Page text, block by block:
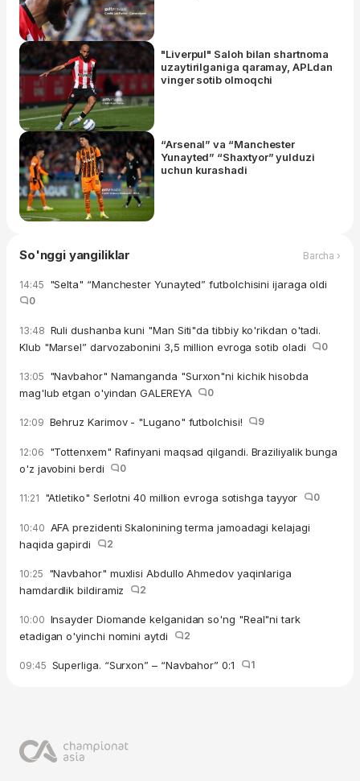
"Liverpul" Saloh bilan shartnoma
uzaytirilganiga qaramay, APLdan
vinger sotib olmoqchi
“Arsenal” va “Manchester
Yunayted” “Shaxtyor” yulduzi
uchun kurashadi
So'nggi yangiliklar Barcha ›
14:45 "Selta" “Manchester Yunayted” futbolchisini ijaraga oldi
0
13:48 Ruli dushanba kuni "Man Siti"da tibbiy ko'rikdan o'tadi.
Klub "Marsel” darvozabonini 3,5 million evroga sotib oladi
0
13:05 "Navbahor" Namanganda "Surxon"ni kichik hisobda
mag'lub etgan o'yindan GALEREYA
0
12:09 Behruz Karimov - "Lugano" futbolchisi! 9
12:06 "Tottenxem" Rafinyani maqsad qilgandi. Braziliyalik bunga
o'z javobini berdi
0
11:21 "Atletiko" Serlotni 40 million evroga sotishga tayyor 0
10:40 AFA prezidenti Skalonining terma jamoadagi kelajagi
haqida gapirdi
2
10:25 "Navbahor" muxlisi Abdullo Ahmedov yaqinlariga
hamdardlik bildiramiz
2
10:00 Insayder Diomande kelganidan so'ng "Real"ni tark
etadigan o'yinchi nomini aytdi
2
09:45 Superliga. “Surxon” – “Navbahor” 0:1 1